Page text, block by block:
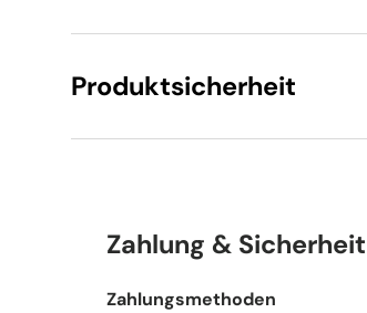
Produktsicherheit
Zahlung & Sicherheit
Zahlungsmethoden